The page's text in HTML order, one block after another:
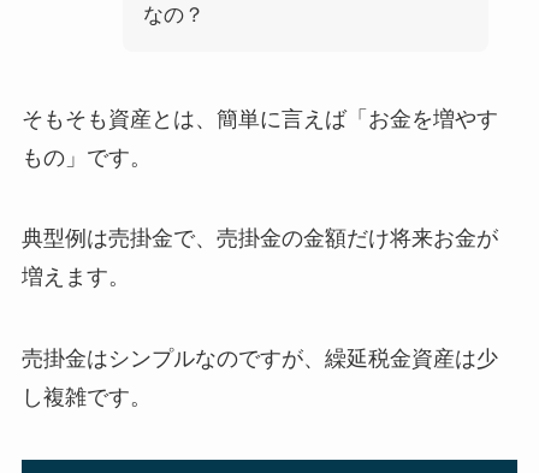
なの？
そもそも 資産とは、簡単に言えば「お金を増やす
もの」 です。
典型例は売掛金で、売掛金の金額だけ将来お金が
増えます。
売掛金はシンプルなのですが、繰延税金資産は少
し複雑です。